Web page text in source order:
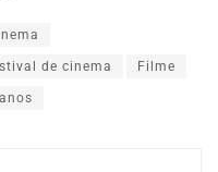
de cinema Filme